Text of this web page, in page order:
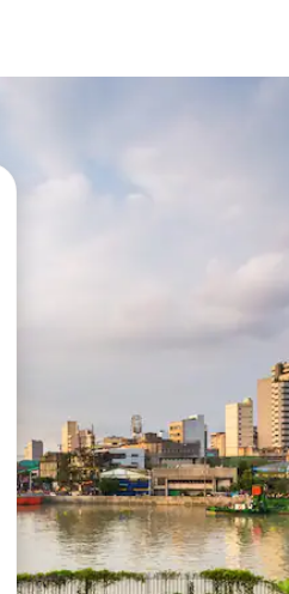
de flecha hacia arriba y hacia